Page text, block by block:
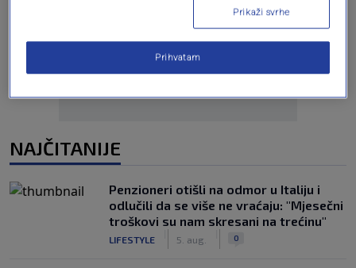
NAJČITANIJE
Penzioneri otišli na odmor u Italiju i
odlučili da se više ne vraćaju: "Mjesečni
troškovi su nam skresani na trećinu"
LIFESTYLE 5. aug. 0
Prikaži svrhe
Prihvatam